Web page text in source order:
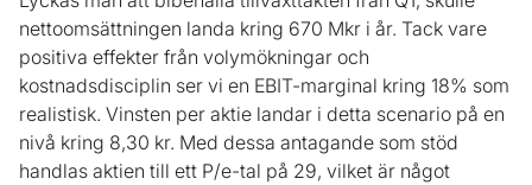
nettoomsättningen landa kring 670 Mkr i år. Tack vare
positiva effekter från volymökningar och
kostnadsdisciplin ser vi en EBIT-marginal kring 18% som
realistisk. Vinsten per aktie landar i detta scenario på en
nivå kring 8,30 kr. Med dessa antagande som stöd
handlas aktien till ett P/e-tal på 29, vilket är något